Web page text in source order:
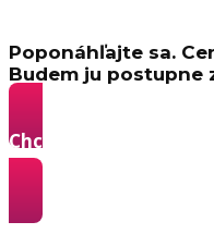
Poponáhľajte sa.
Budem ju postupne
Chcem sa stať
z neho klientov »